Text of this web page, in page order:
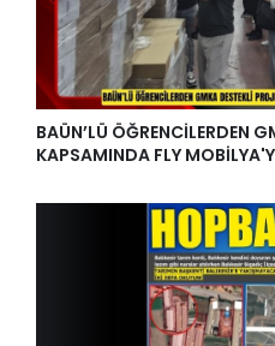
BAÜN’LÜ ÖĞRENCİLERDEN
KAPSAMINDA FLY